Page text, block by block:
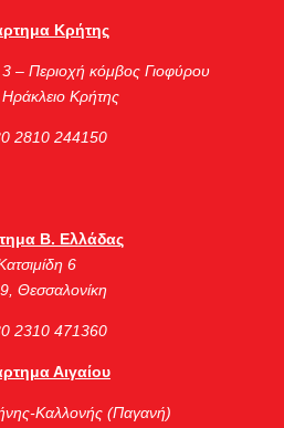
Κρήτης
– Περιοχή κόμβος Γιοφύρου
Κρήτης
2810 244150
Β. Ελλάδας
6
Θεσσαλονίκη
2310 471360
Αιγαίου
Καλλονής (Παγανή)